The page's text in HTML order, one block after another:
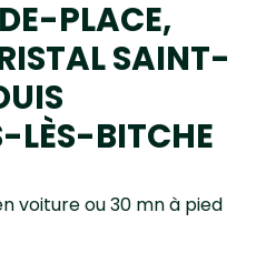
PLACE,
SAINT-
LÈS-BITCHE
voiture ou 30 mn à pied